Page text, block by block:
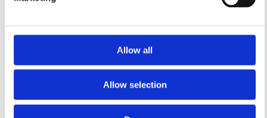
Allow all
Allow selection
esempi precisi in questo senso (chi vuole segnalarmi qualcosa in
immediatamente tutta l’economia – a cominciare dal settore
dell’edilizia drammaticamente in ginocchio – ne risentirebbe
La terza, il fisco. Nel primo anno abbiamo restituito 80 euro a 10
milioni di persone, partendo dunque dalle famiglie. Nel secondo
anno abbiamo eliminato la componente lavoro dall’Irap, come ci